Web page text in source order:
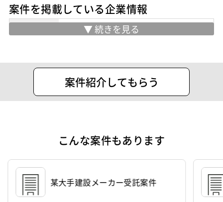
案件を掲載している企業情報
＜マージン一律5万円。クライアント×
トの成功に向け最も適した技術者をご紹
介いたします。
弊社では現在350名以上の技術者に稼働
す。
ー、PM等、Web領域に特化した人材を
幅広くアサイン可能です。
また、フリーランスの方々へは専任の担
案件紹介してもらう
こんな案件もあります
某大手建設メーカー受託案件